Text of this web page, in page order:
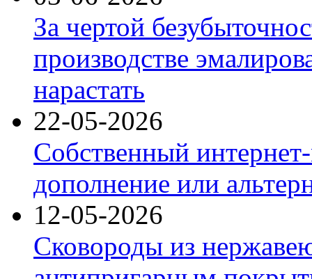
За чертой
производстве
нарастать
22-05-2026
Собственный
дополнение или
12-05-2026
Сковороды из